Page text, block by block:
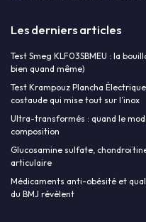
Les derniers articles
Test Smeg KLF03SBMEU : la
bien quand même)
Test Krampouz Plancha
costaude qui mise tout sur l’inox
Ultra-transformés : quand le
composition
Glucosamine sulfate,
articulaire
Médicaments anti-obésité et
du BMJ révèlent